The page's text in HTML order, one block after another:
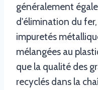
généralement
d'élimination du
impuretés
mélangées au
que la qualité des
recyclés dans la